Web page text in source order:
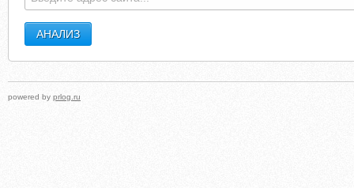
powered by prlog.ru